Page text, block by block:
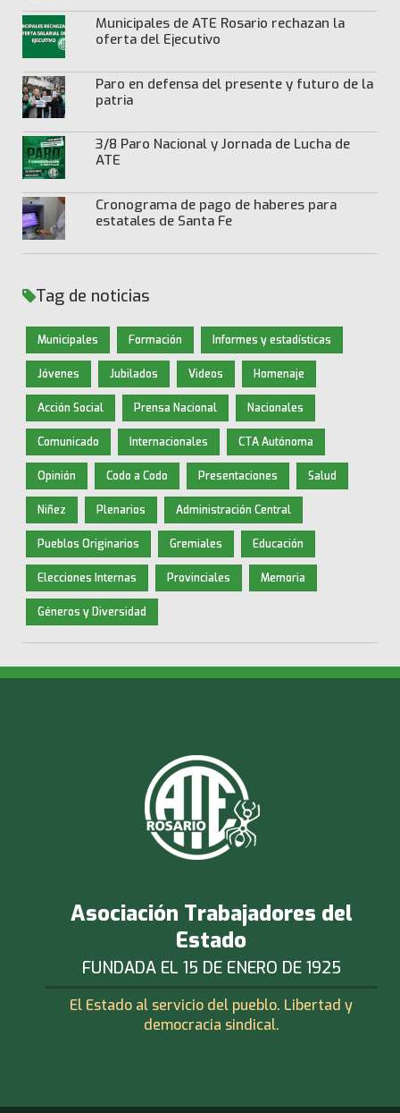
Municipales de ATE Rosario rechazan la
oferta del Ejecutivo
Paro en defensa del presente y futuro de la
patria
3/8 Paro Nacional y Jornada de Lucha de
ATE
Cronograma de pago de haberes para
estatales de Santa Fe
Tag de noticias
Municipales Formación Informes y estadísticas
Jóvenes Jubilados Videos Homenaje
Acción Social Prensa Nacional Nacionales
Comunicado Internacionales CTA Autónoma
Opinión Codo a Codo Presentaciones Salud
Niñez Plenarios Administración Central
Pueblos Originarios Gremiales Educación
Elecciones Internas Provinciales Memoria
Géneros y Diversidad
Asociación Trabajadores del
Estado
FUNDADA EL 15 DE ENERO DE 1925
El Estado al servicio del pueblo. Libertad y
democracia sindical.